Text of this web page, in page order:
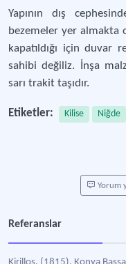
Yapının dış
bezemeler yer almakta
kapatıldığı için duvar
sahibi değiliz. İnşa
sarı trakit taşıdır.
Etiketler: Kilise Niğde
Yorum
Referanslar